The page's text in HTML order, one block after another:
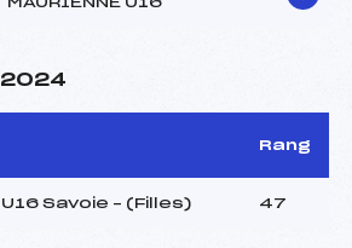
Rang
Savoie – (Filles) 47